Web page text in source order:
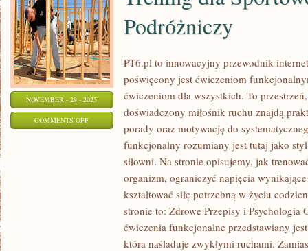
NOVEMBER - 29 - 2025
COMMENTS OFFON
PODRÓŻNICZY
Podróżniczy
PT6.pl to innowacyjny przewodnik
poświęcony jest ćwiczeniom
ćwiczeniom dla wszystkich. To
doświadczony miłośnik ruchu znajdą
porady oraz motywację do
funkcjonalny rozumiany jest tutaj jako
siłowni. Na stronie opisujemy, jak
organizm, ograniczyć napięcia
kształtować siłę potrzebną w życiu
stronie to: Zdrowe Przepisy i Psychologia
ćwiczenia funkcjonalne przedstawiany
która naśladuje zwykłymi ruchami.